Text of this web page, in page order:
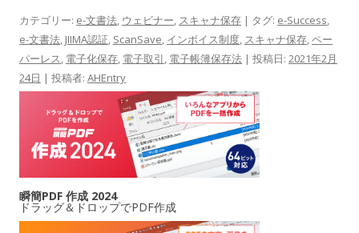
カテゴリー: e-文書法, ウェビナー, スキャナ保存 | タグ: e-Success,
e-文書法, JIIMA認証, ScanSave, インボイス制度, スキャナ保存,ペー
パーレス, 電子化保存, 電子取引, 電子帳簿保存法 | 投稿日: 2021年2月
24日 | 投稿者: AHEntry
瞬簡PDF 作成 2024
ドラッグ＆ドロップでPDF作成